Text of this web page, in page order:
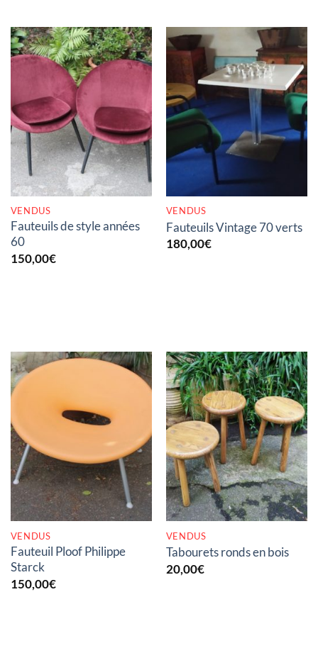
RUPTURE DE STOCK
VENDUS
Fauteuils de style années
60
150,00€
RUPTURE DE STOCK
VENDUS
Fauteuils Vintage 70 verts
180,00€
RUPTURE DE STOCK
VENDUS
Fauteuil Ploof Philippe
Starck
150,00€
RUPTURE DE STOCK
VENDUS
Tabourets ronds en bois
20,00€